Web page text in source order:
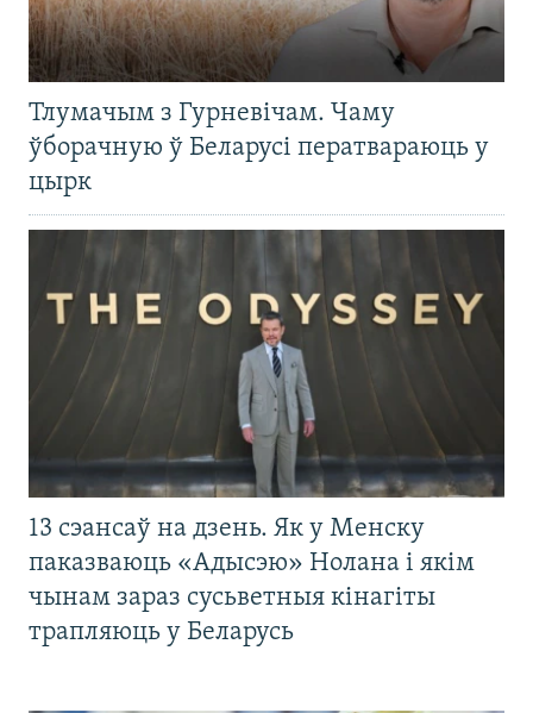
Тлумачым з Гурневічам. Чаму
ўборачную ў Беларусі ператвараюць у
цырк
13 сэансаў на дзень. Як у Менску
паказваюць «Адысэю» Нолана і якім
чынам зараз сусьветныя кінагіты
трапляюць у Беларусь